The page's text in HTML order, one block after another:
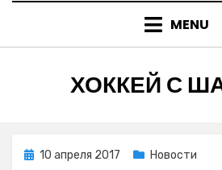
MENU
МЕТКА
:
ХОККЕЙ С
Posted
10 апреля 2017 Новости